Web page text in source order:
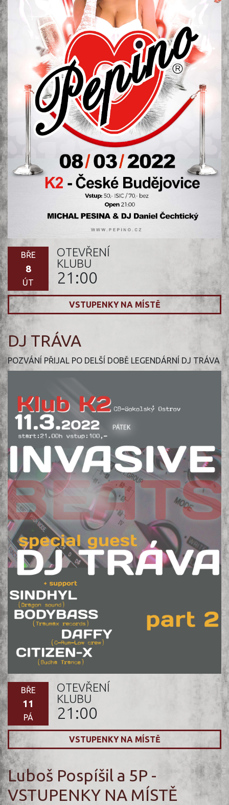
BŘE
8
ÚT
OTEVŘENÍ
KLUBU
21:00
VSTUPENKY NA MÍSTĚ
DJ TRÁVA
POZVÁNÍ PŘIJAL PO DELŠÍ DOBĚ LEGENDÁRNÍ DJ TRÁVA
BŘE
11
PÁ
OTEVŘENÍ
KLUBU
21:00
VSTUPENKY NA MÍSTĚ
Luboš Pospíšil a 5P -
VSTUPENKY NA MÍSTĚ